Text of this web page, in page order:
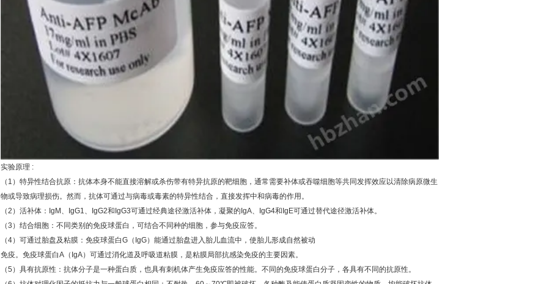
实验原理 :
（ 1 ）特异性结合抗原：抗体本身不能直接溶解或杀伤带有特异抗原的靶细胞，通常需要补体或吞噬细胞等共同发挥效应以清除病原微生
物或导致病理损伤。然而，抗体可通过与病毒或毒素的特异性结合，直接发挥中和病毒的作用。
（2 ）活补体： IgM 、 IgG1、 IgG2和 IgG3可通过经典途径激活补体，凝聚的 IgA、 IgG4和 IgE可通过替代途径激活补体。
（3 ）结合细胞：不同类别的免疫球蛋白，可结合不同种的细胞，参与免疫应答。
（4）可通过胎盘及粘膜：免疫球蛋白G （ IgG）能通过胎盘进入胎儿血流中，使胎儿形成自然被动
免疫。免疫球蛋白A （ IgA）可通过消化道及呼吸道粘膜，是粘膜局部抗感染免疫的主要因素。
（5 ）具有抗原性：抗体分子是一种蛋白质，也具有刺机体产生免疫应答的性能。不同的免疫球蛋白分子，各具有不同的抗原性。